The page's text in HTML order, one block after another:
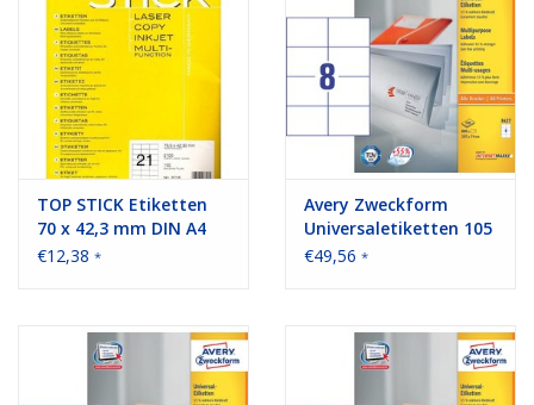
Druckerzubehör
Büroeinrichtung
Marken
TOP STICK Etiketten
70 x 42,3 mm DIN A4
100 Blatt Packungen
€12,38 *
Avery Zweckform
Universaletiketten 105
x 74 mm 100 Blatt
€49,56 *